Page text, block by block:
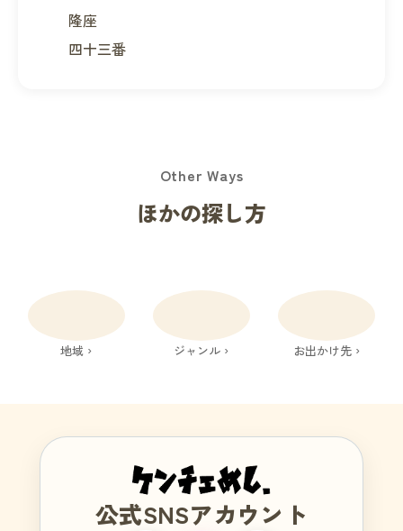
隆座
四十三番
Other Ways
ほかの探し方
地域 › ジャンル › お出かけ先 ›
公式SNSアカウント